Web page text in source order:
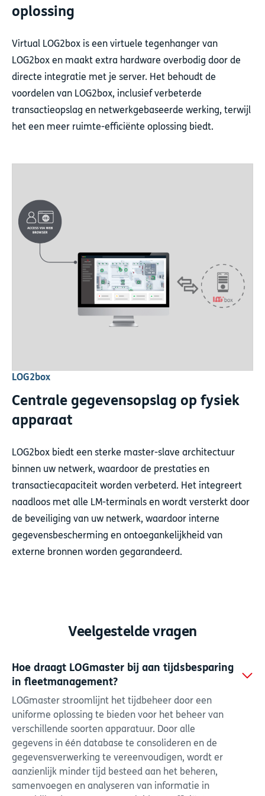
oplossing
Virtual LOG2box is een virtuele tegenhanger van
LOG2box en maakt extra hardware overbodig door de
directe integratie met je server. Het behoudt de
voordelen van LOG2box, inclusief verbeterde
transactieopslag en netwerkgebaseerde werking, terwijl
het een meer ruimte-efficiënte oplossing biedt.
LOG2box
Centrale gegevensopslag op fysiek
apparaat
LOG2box biedt een sterke master-slave architectuur
binnen uw netwerk, waardoor de prestaties en
transactiecapaciteit worden verbeterd. Het integreert
naadloos met alle LM-terminals en wordt versterkt door
de beveiliging van uw netwerk, waardoor interne
gegevensbescherming en ontoegankelijkheid van
externe bronnen worden gegarandeerd.
Veelgestelde vragen
Hoe draagt LOGmaster bij aan tijdsbesparing
in fleetmanagement?
LOGmaster stroomlijnt het tijdbeheer door een
uniforme oplossing te bieden voor het beheer van
verschillende soorten apparatuur. Door alle
gegevens in één database te consolideren en de
gegevensverwerking te vereenvoudigen, wordt er
aanzienlijk minder tijd besteed aan het beheren,
samenvoegen en analyseren van informatie in